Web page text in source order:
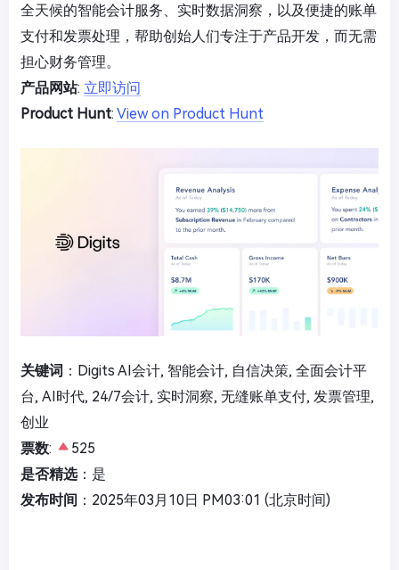
全天候的智能会计服务、实时数据洞察，以及便捷的账单
支付和发票处理，帮助创始人们专注于产品开发，而无需
担心财务管理。
产品网站: 立即访问
Product Hunt: View on Product Hunt
关键词 ：Digits AI会计, 智能会计, 自信决策, 全面会计平
台, AI时代, 24/7会计, 实时洞察, 无缝账单支付, 发票管理,
创业
票数:
525
是否精选：是
发布时间 ：2025年03月10日 PM03:01 (北京时间)